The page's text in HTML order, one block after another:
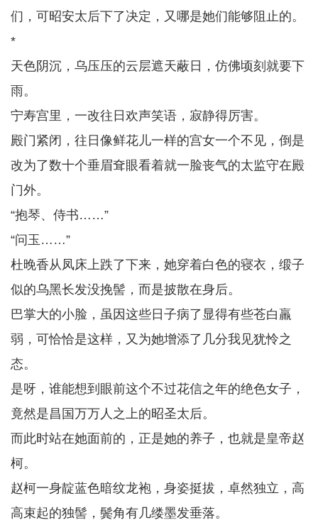
们，可昭安太后下了决定，又哪是她们能够阻止的。
*
天色阴沉，乌压压的云层遮天蔽日，仿佛顷刻就要下
雨。
宁寿宫里，一改往日欢声笑语，寂静得厉害。
殿门紧闭，往日像鲜花儿一样的宫女一个不见，倒是
改为了数十个垂眉耷眼看着就一脸丧气的太监守在殿
门外。
“抱琴、侍书……”
“问玉……”
杜晚香从凤床上跌了下来，她穿着白色的寝衣，缎子
似的乌黑长发没挽髻，而是披散在身后。
巴掌大的小脸，虽因这些日子病了显得有些苍白羸
弱，可恰恰是这样，又为她增添了几分我见犹怜之
态。
是呀，谁能想到眼前这个不过花信之年的绝色女子，
竟然是昌国万万人之上的昭圣太后。
而此时站在她面前的，正是她的养子，也就是皇帝赵
柯。
赵柯一身靛蓝色暗纹龙袍，身姿挺拔，卓然独立，高
高束起的独髻，鬓角有几缕墨发垂落。